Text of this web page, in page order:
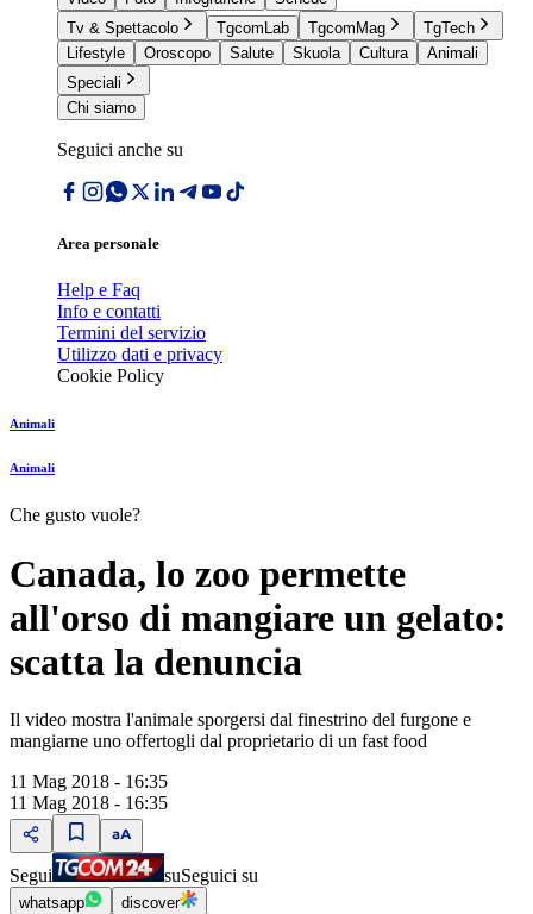
Tv & Spettacolo
TgcomLab TgcomMag
TgTech
Lifestyle
Oroscopo Salute Skuola Cultura
Animali
Speciali
Chi siamo
Seguici anche su
Area personale
Help e Faq
Info e contatti
Termini del servizio
Utilizzo dati e privacy
Cookie Policy
Animali
Animali
Che gusto vuole?
Canada, lo zoo permette
all'orso di mangiare un gelato:
scatta la denuncia
Il video mostra l'animale sporgersi dal finestrino del furgone e
mangiarne uno offertogli dal proprietario di un fast food
11 Mag 2018 - 16:35
11 Mag 2018 - 16:35
Segui suSeguici su
whatsapp discover